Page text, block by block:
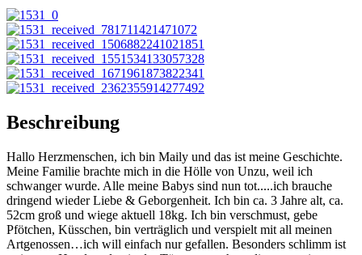
Beschreibung
Hallo Herzmenschen, ich bin Maily und das ist meine Geschichte.
Meine Familie brachte mich in die Hölle von Unzu, weil ich
schwanger wurde. Alle meine Babys sind nun tot.....ich brauche
dringend wieder Liebe & Geborgenheit. Ich bin ca. 3 Jahre alt, ca.
52cm groß und wiege aktuell 18kg. Ich bin verschmust, gebe
Pfötchen, Küsschen, bin verträglich und verspielt mit all meinen
Artgenossen…ich will einfach nur gefallen. Besonders schlimm ist